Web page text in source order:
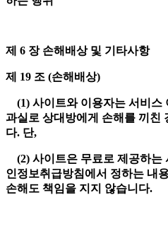
제 6 장 손해배상 및 기타사항
제 19 조 (손해배상)
(1) 사이트와 이용자는 서비스
과실로 상대방에게 손해를 끼친
다. 단,
(2) 사이트은 무료로 제공하는
인정보취급방침에서 정하는 내
손해도 책임을 지지 않습니다.